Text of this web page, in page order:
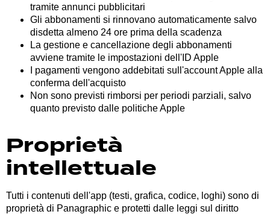
tramite annunci pubblicitari
Gli abbonamenti si rinnovano automaticamente salvo
disdetta almeno 24 ore prima della scadenza
La gestione e cancellazione degli abbonamenti
avviene tramite le impostazioni dell'ID Apple
I pagamenti vengono addebitati sull'account Apple alla
conferma dell'acquisto
Non sono previsti rimborsi per periodi parziali, salvo
quanto previsto dalle politiche Apple
Proprietà
intellettuale
Tutti i contenuti dell'app (testi, grafica, codice, loghi) sono di
proprietà di Panagraphic e protetti dalle leggi sul diritto